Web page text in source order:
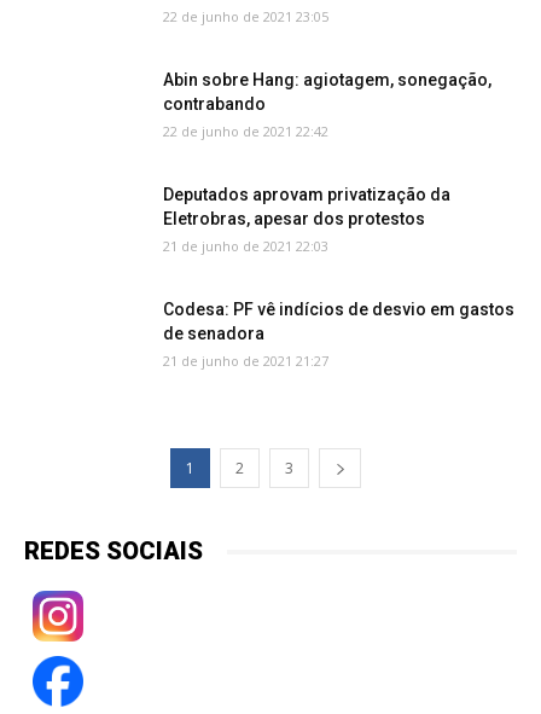
22 de junho de 2021 23:05
Abin sobre Hang: agiotagem, sonegação,
contrabando
22 de junho de 2021 22:42
Deputados aprovam privatização da
Eletrobras, apesar dos protestos
21 de junho de 2021 22:03
Codesa: PF vê indícios de desvio em gastos
de senadora
21 de junho de 2021 21:27
1 2 3
REDES SOCIAIS